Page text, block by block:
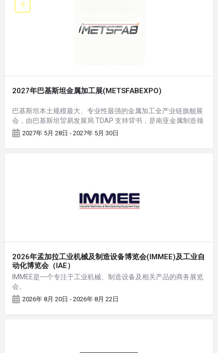
2027年巴基斯坦金属加工展(METSFABEXPO)
巴基斯坦本土规模最大、专业性最强的金属加工全产业链旗舰展
会，由巴基斯坦贸易发展局 TDAP 支持背书，是南亚金属制造领
域标杆 B2B 商贸对接平台，也是中巴经济走廊（CPEC）工业装
2027年 5月 28日 - 2027年 5月 30日
2026年孟加拉工业机械及制造设备博览会(IMMEE)及工业自
动化博览会（IAE）
IMMEE是一个专注于工业机械、制造设备及相关产品的商务展览
会。
2026年 8月 20日 - 2026年 8月 22日